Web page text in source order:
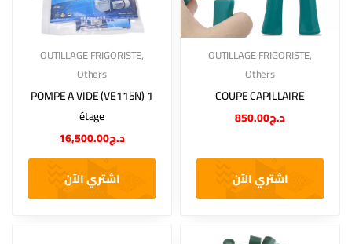
OUTILLAGE FRIGORISTE,
Others
POMPE A VIDE (VE115N) 1
étage
د.ج16,500.00
اشتري الآن
OUTILLAGE FRIGORISTE,
Others
COUPE CAPILLAIRE
د.ج850.00
اشتري الآن